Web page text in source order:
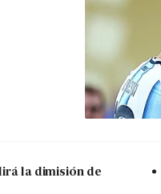
la dimisión de